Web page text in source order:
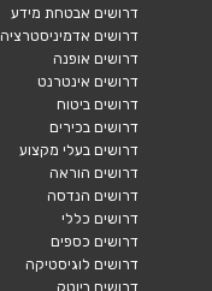
דרושים אבטחת מידע
דרושים אדמיניסטרציה
דרושים אופנה
דרושים אינטרנט
דרושים ביטוח
דרושים בכירים
דרושים בעלי מקצוע
דרושים הוראה
דרושים הנדסה
דרושים כללי
דרושים כספים
דרושים לוגיסטיקה
דרושים ביוטק